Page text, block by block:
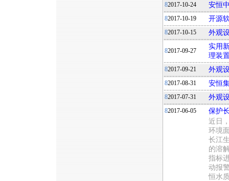
82017-10-24 安恒
82017-10-19 开源
82017-10-15 外观
82017-09-27
实用
理装
82017-09-21 外观
82017-08-31 安恒
82017-07-31 外观
82017-06-05
保护
近日
环境
长江
的溶
指标
动报
恒水